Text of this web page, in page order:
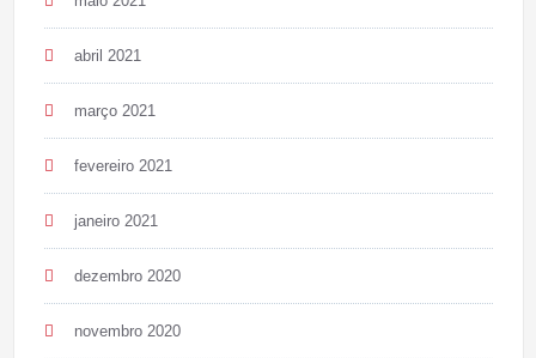
abril 2021
março 2021
fevereiro 2021
janeiro 2021
dezembro 2020
novembro 2020